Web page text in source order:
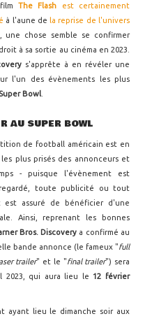
The Flash
est certainement
à l'aune de la reprise de l'univers
, une chose semble se confirmer
à sa sortie au cinéma en 2023.
s'apprête à en révéler une
l'un des évènements les plus
Super Bowl
AU SUPER BOWL
de football américain est en
plus prisés des annonceurs et
- puisque l'évènement est
toute publicité ou tout
est assuré de bénéficier d'une
Ainsi, reprenant les bonnes
Bros. Discovery a confirmé au
bande annonce (le fameux "full
trailer" et le "final trailer") sera
2023, qui aura lieu le 12 février
ayant lieu le dimanche soir aux